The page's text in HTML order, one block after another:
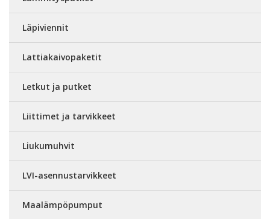
Läpiviennit
Lattiakaivopaketit
Letkut ja putket
Liittimet ja tarvikkeet
Liukumuhvit
LVI-asennustarvikkeet
Maalämpöpumput